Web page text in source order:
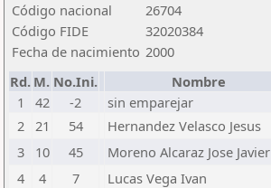
Código nacional
26704
Código FIDE
32020384
Fecha de nacimiento 2000
Rd. M. No.Ini. Nombre
1
42 -2 sin emparejar
2 21 54 Hernandez Velasco Jesus
3
10 45 Moreno Alcaraz Jose Javier
4
4 7 Lucas Vega Ivan